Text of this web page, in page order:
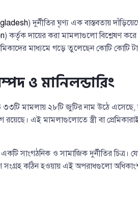
) দুর্নীতির ঘৃণ্য এক বাস্তবতায়
) কর্তৃক দায়ের করা মামলাগুলো বিশ্লেষণ
মাধ্যমে গড়ে তুলেছেন কোটি কোটি
ও মানিলন্ডারিং
মামলায় ২৮টি জুটির নাম উঠে এসেছে,
এই মামলাগুলোতে স্ত্রী বা প্রেমিকারাই
সাংগঠনিক ও সামাজিক দুর্নীতির চিত্র।
কঠিন হওয়ায় এই অপরাধগুলো